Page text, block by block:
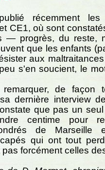
récemment les
CE1, où sont
— progrès, du reste,
que les enfants
aux
s'en soucient, le
de façon
dernière interview
que pas un
centime pour
de Marseille
qui ont tout
forcément celles